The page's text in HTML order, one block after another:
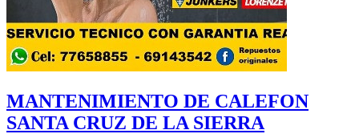
MANTENIMIENTO DE CALEFON
SANTA CRUZ DE LA SIERRA